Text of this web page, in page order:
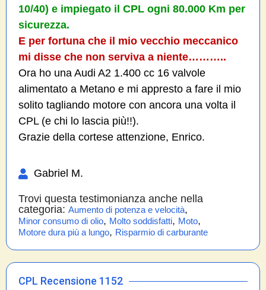
10/40) e impiegato il CPL ogni 80.000 Km per
sicurezza.
E per fortuna che il mio vecchio meccanico
mi disse che non serviva a niente………..
Ora ho una Audi A2 1.400 cc 16 valvole
alimentato a Metano e mi appresto a fare il mio
solito tagliando motore con ancora una volta il
CPL (e chi lo lascia più!!).
Grazie della cortese attenzione, Enrico.
Gabriel M.
Trovi questa testimonianza anche nella
categoria: Aumento di potenza e velocità,
Minor consumo di olio, Molto soddisfatti, Moto,
Motore dura più a lungo, Risparmio di carburante
CPL Recensione 1152